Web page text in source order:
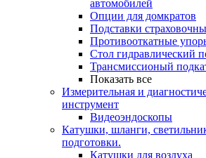
автомобилей
Опции для домкратов
Подставки
Противооткатные
Стол гидравлический
Трансмиссионый
Показать все
Измерительная и
инструмент
Видеоэндоскопы
Катушки, шланги,
подготовки.
Катушки для воздуха